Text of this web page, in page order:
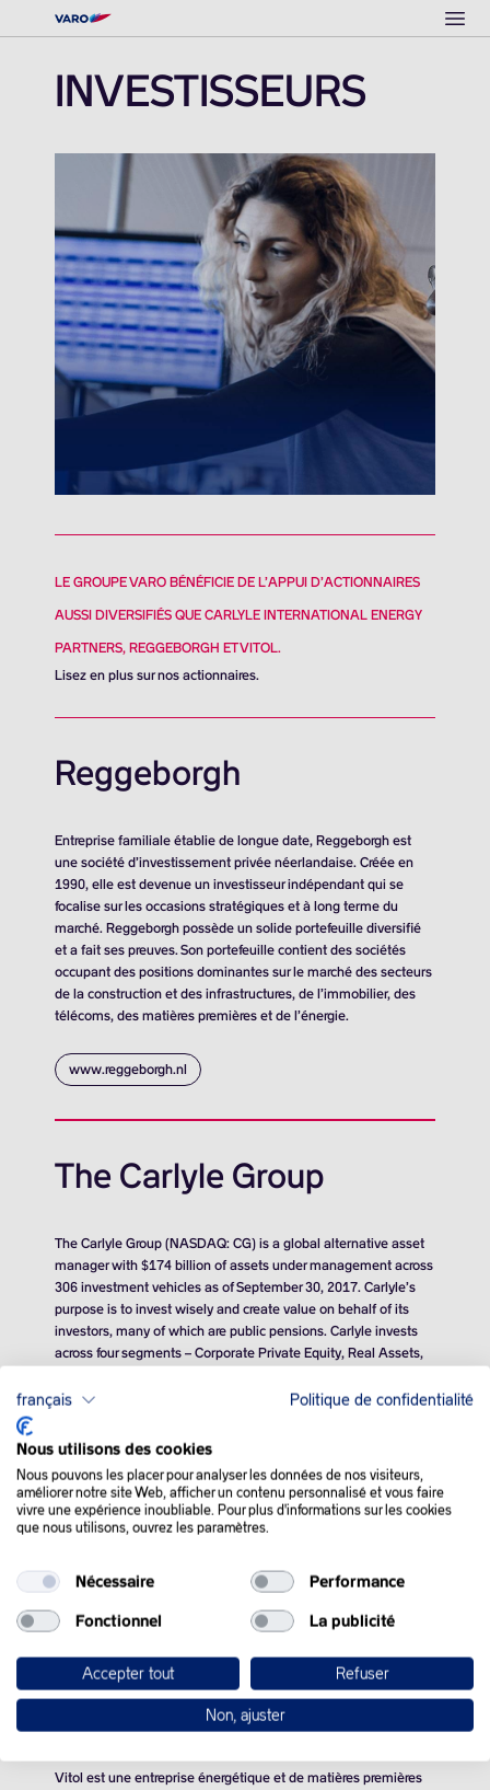
INVESTISSEURS
LE GROUPE VARO BÉNÉFICIE DE L’APPUI D’ACTIONNAIRES
AUSSI DIVERSIFIÉS QUE CARLYLE INTERNATIONAL ENERGY
PARTNERS, REGGEBORGH ET VITOL.
Lisez en plus sur nos actionnaires.
Reggeborgh
Entreprise familiale établie de longue date, Reggeborgh est
une société d’investissement privée néerlandaise. Créée en
1990, elle est devenue un investisseur indépendant qui se
focalise sur les occasions stratégiques et à long terme du
marché. Reggeborgh possède un solide portefeuille diversifié
et a fait ses preuves. Son portefeuille contient des sociétés
occupant des positions dominantes sur le marché des secteurs
de la construction et des infrastructures, de l’immobilier, des
télécoms, des matières premières et de l’énergie.
www.reggeborgh.nl
The Carlyle Group
The Carlyle Group (NASDAQ: CG) is a global alternative asset
manager with $174 billion of assets under management across
306 investment vehicles as of September 30, 2017. Carlyle’s
purpose is to invest wisely and create value on behalf of its
investors, many of which are public pensions. Carlyle invests
across four segments – Corporate Private Equity, Real Assets,
Asia, Australia, Europe, the Middle East, North America and
including: aerospace, defence and government services,
healthcare, industrial, infrastructure, real estate, technology
and business services, telecommunications and media and
transportation. The Carlyle Group employs more than 1,550
Vitol
Vitol est une entreprise énergétique et de matières premières
français Politique de confidentialité
Nous utilisons des cookies
Nous pouvons les placer pour analyser les données de nos visiteurs,
améliorer notre site Web, afficher un contenu personnalisé et vous faire
vivre une expérience inoubliable. Pour plus d'informations sur les cookies
que nous utilisons, ouvrez les paramètres.
Nécessaire Performance
Fonctionnel La publicité
Accepter tout Refuser
Non, ajuster